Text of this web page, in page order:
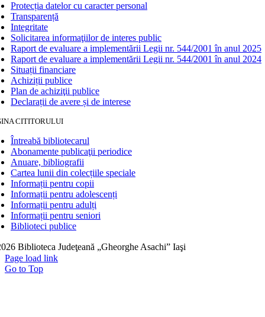
Protecția datelor cu caracter personal
Transparență
Integritate
Solicitarea informaţiilor de interes public
Raport de evaluare a implementării Legii nr. 544/2001 în anul 2025
Raport de evaluare a implementării Legii nr. 544/2001 în anul 2024
Situații financiare
Achiziții publice
Plan de achiziţii publice
Declarații de avere și de interese
CITITORULUI
Întreabă bibliotecarul
Abonamente publicaţii periodice
Anuare, bibliografii
Cartea lunii din colecțiile speciale
Informații pentru copii
Informații pentru adolescenți
Informații pentru adulți
Informații pentru seniori
Biblioteci publice
Biblioteca Judeţeană „Gheorghe Asachi” Iaşi
Page load link
Go to Top